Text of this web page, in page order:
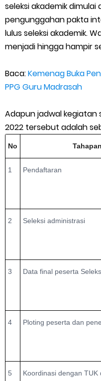
seleksi akademik
pengunggahan pakta
lulus seleksi akademik.
menjadi hingga hampir
Baca:Kemenag Buka
PPG Guru Madrasah
Adapun jadwal kegiatan
2022 tersebut adalah
No
1 Pendaftaran
2 Seleksi administrasi
3 Data final peserta
4 Ploting peserta dan
5 Koordinasi dengan TUK